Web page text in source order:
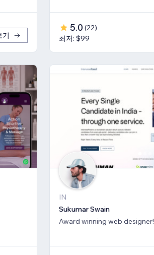
기
5.0 (22)
최저: $99
IN
Sukumar Swain
Award winning web designer!